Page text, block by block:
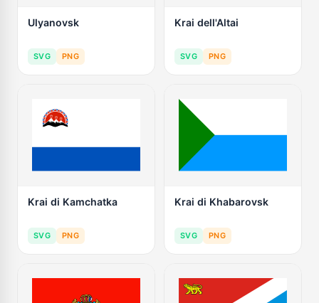
Ulyanovsk
SVG PNG
Krai dell'Altai
SVG PNG
Krai di Kamchatka
SVG PNG
Krai di Khabarovsk
SVG PNG